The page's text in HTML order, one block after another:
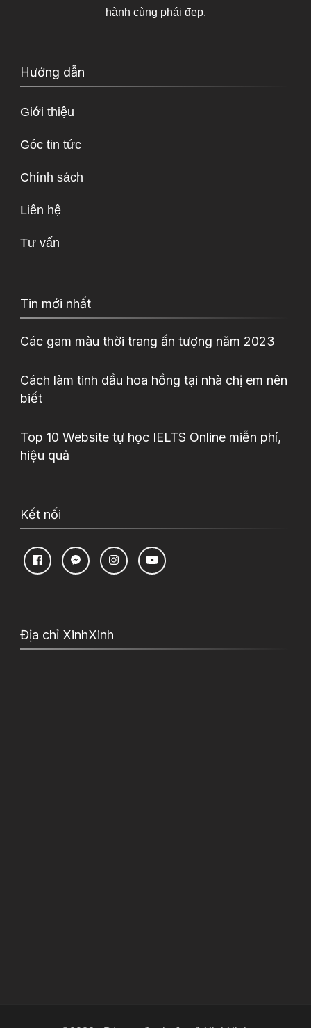
hành cùng phái đẹp.
Hướng dẫn
Giới thiệu
Góc tin tức
Chính sách
Liên hệ
Tư vấn
Tin mới nhất
Các gam màu thời trang ấn tượng năm 2023
Cách làm tinh dầu hoa hồng tại nhà chị em nên
biết
Top 10 Website tự học IELTS Online miễn phí,
hiệu quả
Kết nối
Địa chỉ XinhXinh